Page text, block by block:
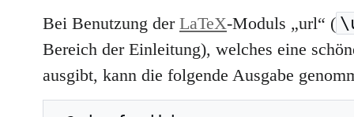
Bei Benutzung der LaTeX-Moduls „url“ (
Bereich der Einleitung), welches eine
ausgibt, kann die folgende Ausgabe